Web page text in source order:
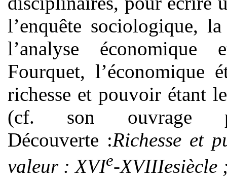
l’enquête sociologique,
l’analyse
Fourquet, l’économique
richesse et pouvoir étant
(cf. son ouvrage
Découverte :Richesse et
valeur : XVIe-XVIIIesiècle